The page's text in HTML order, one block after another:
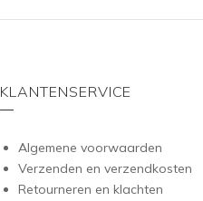
KLANTENSERVICE
Algemene voorwaarden
Verzenden en verzendkosten
Retourneren en klachten